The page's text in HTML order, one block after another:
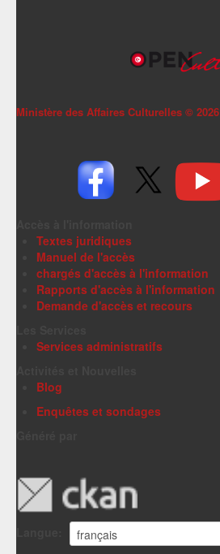
Ministère des Affaires Culturelles © 2026
Textes juridiques
Manuel de l'accès
chargés d'accès à l'information
Rapports d'accès à l'information
Demande d'accès et recours
Services administratifs
Blog
Enquêtes et sondages